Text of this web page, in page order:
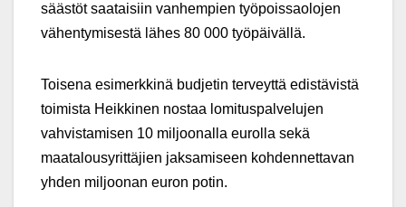
säästöt saataisiin vanhempien työpoissaolojen
vähentymisestä lähes 80 000 työpäivällä.
Toisena esimerkkinä budjetin terveyttä edistävistä
toimista Heikkinen nostaa lomituspalvelujen
vahvistamisen 10 miljoonalla eurolla sekä
maatalousyrittäjien jaksamiseen kohdennettavan
yhden miljoonan euron potin.